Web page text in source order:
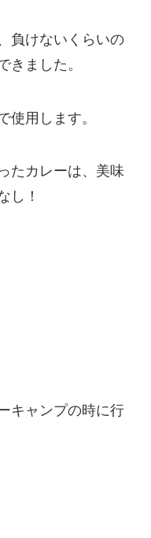
負けないくらいの
きました。
使用します。
たカレーは、美味
し！
キャンプの時に行